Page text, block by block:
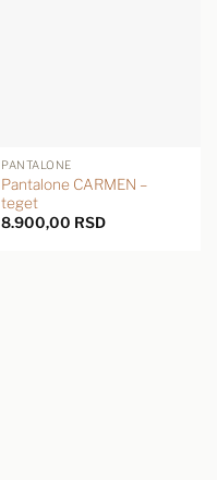
PANTALONE
Pantalone CARMEN –
teget
8.900,00 RSD